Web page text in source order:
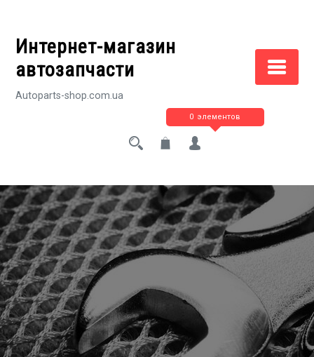
содержимому
Интернет-магазин
автозапчасти
Autoparts-shop.com.ua
0 элементов